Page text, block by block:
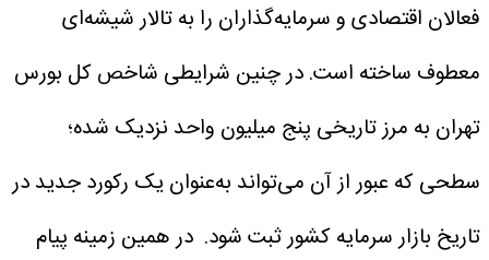
فعالان اقتصادی و سرمایه‌گذاران را به تالار شیشه‌ای
معطوف ساخته است.در چنین شرایطی شاخص کل بورس
تهران به مرز تاریخی پنج میلیون واحد نزدیک شده؛
سطحی که عبور از آن می‌تواند به‌عنوان یک رکورد جدید در
تاریخ بازار سرمایه کشور ثبت شود. در همین زمینه پیام